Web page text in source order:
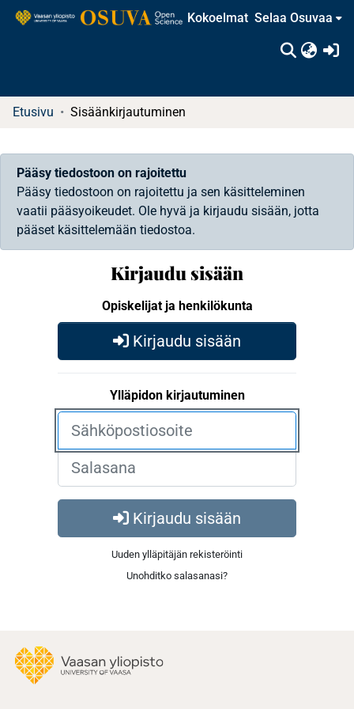
Kokoelmat Selaa Osuvaa
Etusivu Sisäänkirjautuminen
Pääsy tiedostoon on rajoitettu
Pääsy tiedostoon on rajoitettu ja sen käsitteleminen
vaatii pääsyoikeudet. Ole hyvä ja kirjaudu sisään, jotta
pääset käsittelemään tiedostoa.
Kirjaudu sisään
Opiskelijat ja henkilökunta
Kirjaudu sisään
Ylläpidon kirjautuminen
Kirjaudu sisään
Uuden ylläpitäjän rekisteröinti
Unohditko salasanasi?